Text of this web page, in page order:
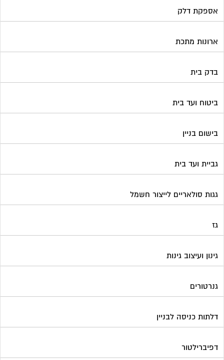
אספקת דלק
ארונות מתכת
בדק בית
ביטוח ועד בית
בישום בניין
גביית ועד בית
גגות סולאריים לייצור חשמל
גז
גינון ועיצוב גינות
גנרטורים
דלתות כניסה לבניין
דפיברילטור